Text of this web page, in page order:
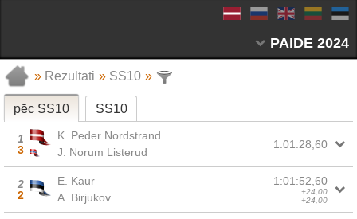
PAIDE 2024
» Rezultāti » SS10 »
pēc SS10 SS10
1
3
K. Peder Nordstrand
J. Norum Listerud
1:01:28,60
2
2
E. Kaur
A. Birjukov
1:01:52,60
+24,00
+24,00